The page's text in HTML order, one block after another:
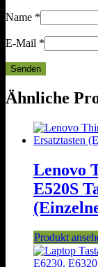
Name *
E-Mail *
Ähnliche
Lenovo
E520S
Produkt